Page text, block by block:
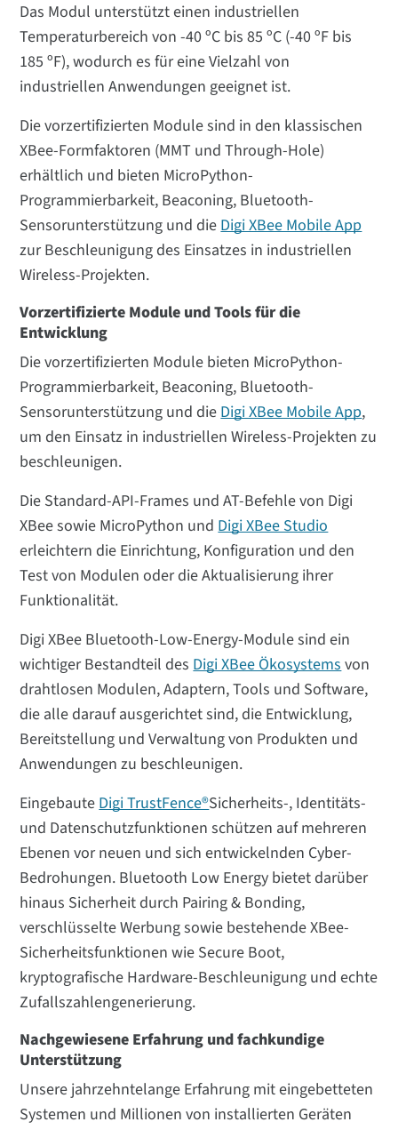
Das Modul unterstützt einen industriellen
Temperaturbereich von -40 ºC bis 85 ºC (-40 ºF bis
185 ºF), wodurch es für eine Vielzahl von
industriellen Anwendungen geeignet ist.
Die vorzertifizierten Module sind in den klassischen
XBee-Formfaktoren (MMT und Through-Hole)
erhältlich und bieten MicroPython-
Programmierbarkeit, Beaconing, Bluetooth-
Sensorunterstützung und dieDigi XBee Mobile App
zur Beschleunigung des Einsatzes in industriellen
Wireless-Projekten.
Vorzertifizierte Module und Tools für die
Entwicklung
Die vorzertifizierten Module bieten MicroPython-
Programmierbarkeit, Beaconing, Bluetooth-
Sensorunterstützung und dieDigi XBee Mobile App,
um den Einsatz in industriellen Wireless-Projekten zu
beschleunigen.
Die Standard-API-Frames und AT-Befehle von Digi
XBee sowie MicroPython undDigi XBee Studio
erleichtern die Einrichtung, Konfiguration und den
Test von Modulen oder die Aktualisierung ihrer
Funktionalität.
Digi XBee Bluetooth-Low-Energy-Module sind ein
wichtiger Bestandteil desDigi XBee Ökosystemsvon
drahtlosen Modulen, Adaptern, Tools und Software,
die alle darauf ausgerichtet sind, die Entwicklung,
Bereitstellung und Verwaltung von Produkten und
Anwendungen zu beschleunigen.
EingebauteDigi TrustFence®Sicherheits-, Identitäts-
und Datenschutzfunktionen schützen auf mehreren
Ebenen vor neuen und sich entwickelnden Cyber-
Bedrohungen. Bluetooth Low Energy bietet darüber
hinaus Sicherheit durch Pairing & Bonding,
verschlüsselte Werbung sowie bestehende XBee-
Sicherheitsfunktionen wie Secure Boot,
kryptografische Hardware-Beschleunigung und echte
Zufallszahlengenerierung.
Nachgewiesene Erfahrung und fachkundige
Unterstützung
Unsere jahrzehntelange Erfahrung mit eingebetteten
Systemen und Millionen von installierten Geräten